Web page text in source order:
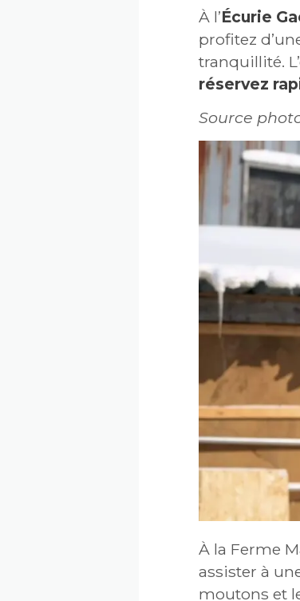
À l’Écurie
profitez
tranquillité.
réservez
Source
À la Ferme
assister à
moutons et